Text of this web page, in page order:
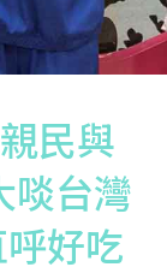
民與
啖台灣
好吃